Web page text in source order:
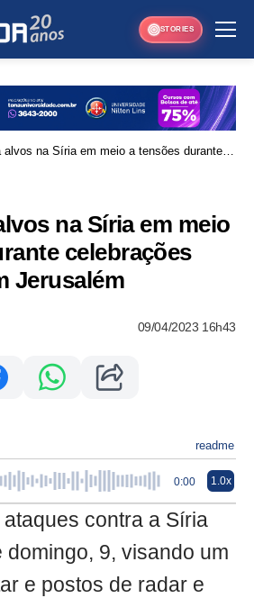
STORIES
alvos na Síria em meio a tensões durante
na Síria em meio
celebrações
Jerusalém
09/04/2023 16h43
readme
0:00 1.0x
ataques contra a Síria
domingo, 9, visando um
e postos de radar e